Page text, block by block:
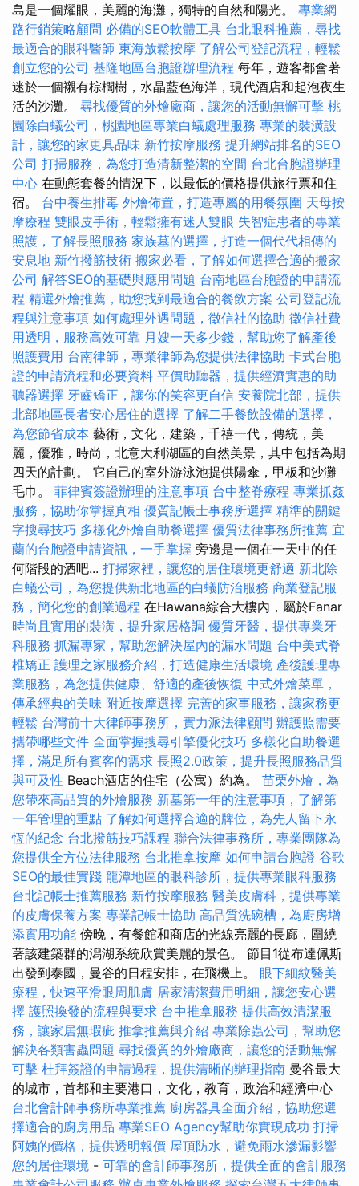
島是一個耀眼，美麗的海灘，獨特的自然和陽光。 專業網
路行銷策略顧問 必備的SEO軟體工具 台北眼科推薦，尋找
最適合的眼科醫師 東海放鬆按摩 了解公司登記流程，輕鬆
創立您的公司 基隆地區台胞證辦理流程 每年，遊客都會著
迷於一個襯有棕櫚樹，水晶藍色海洋，現代酒店和起泡夜生
活的沙灘。 尋找優質的外燴廠商，讓您的活動無懈可擊 桃
園除白蟻公司，桃園地區專業白蟻處理服務 專業的裝潢設
計，讓您的家更具品味 新竹按摩服務 提升網站排名的SEO
公司 打掃服務，為您打造清新整潔的空間 台北台胞證辦理
中心 在動態套餐的情況下，以最低的價格提供旅行票和住
宿。 台中養生排毒 外燴佈置，打造專屬的用餐氛圍 天母按
摩療程 雙眼皮手術，輕鬆擁有迷人雙眼 失智症患者的專業
照護，了解長照服務 家族墓的選擇，打造一個代代相傳的
安息地 新竹撥筋技術 搬家必看，了解如何選擇合適的搬家
公司 解答SEO的基礎與應用問題 台南地區台胞證的申請流
程 精選外燴推薦，助您找到最適合的餐飲方案 公司登記流
程與注意事項 如何處理外遇問題，徵信社的協助 徵信社費
用透明，服務高效可靠 月嫂一天多少錢，幫助您了解產後
照護費用 台南律師，專業律師為您提供法律協助 卡式台胞
證的申請流程和必要資料 平價助聽器，提供經濟實惠的助
聽器選擇 牙齒矯正，讓你的笑容更自信 安養院北部，提供
北部地區長者安心居住的選擇 了解二手餐飲設備的選擇，
為您節省成本 藝術，文化，建築，千禧一代，傳統，美
麗，優雅，時尚，北意大利湖區的自然美景，其中包括為期
四天的計劃。 它自己的室外游泳池提供陽傘，甲板和沙灘
毛巾。 菲律賓簽證辦理的注意事項 台中整脊療程 專業抓姦
服務，協助你掌握真相 優質記帳士事務所選擇 精準的關鍵
字搜尋技巧 多樣化外燴自助餐選擇 優質法律事務所推薦 宜
蘭的台胞證申請資訊，一手掌握 旁邊是一個在一天中的任
何階段的酒吧... 打掃家裡，讓您的居住環境更舒適 新北除
白蟻公司，為您提供新北地區的白蟻防治服務 商業登記服
務，簡化您的創業過程 在Hawana綜合大樓內，屬於Fanar
時尚且實用的裝潢，提升家居格調 優質牙醫，提供專業牙
科服務 抓漏專家，幫助您解決屋內的漏水問題 台中美式脊
椎矯正 護理之家服務介紹，打造健康生活環境 產後護理專
業服務，為您提供健康、舒適的產後恢復 中式外燴菜單，
傳承經典的美味 附近按摩選擇 完善的家事服務，讓家務更
輕鬆 台灣前十大律師事務所，實力派法律顧問 辦護照需要
攜帶哪些文件 全面掌握搜尋引擎優化技巧 多樣化自助餐選
擇，滿足所有賓客的需求 長照2.0政策，提升長照服務品質
與可及性 Beach酒店的住宅（公寓）約為。 苗栗外燴，為
您帶來高品質的外燴服務 新墓第一年的注意事項，了解第
一年管理的重點 了解如何選擇合適的牌位，為先人留下永
恆的紀念 台北撥筋技巧課程 聯合法律事務所，專業團隊為
您提供全方位法律服務 台北推拿按摩 如何申請台胞證 谷歌
SEO的最佳實踐 龍潭地區的眼科診所，提供專業眼科服務
台北記帳士推薦服務 新竹按摩服務 醫美皮膚科，提供專業
的皮膚保養方案 專業記帳士協助 高品質洗碗槽，為廚房增
添實用功能 傍晚，有餐館和商店的光線亮麗的長廊，圍繞
著該建築群的潟湖系統欣賞美麗的景色。 節目1從布達佩斯
出發到泰國，曼谷的日程安排，在飛機上。 眼下細紋醫美
療程，快速平滑眼周肌膚 居家清潔費用明細，讓您安心選
擇 護照換發的流程與要求 台中推拿服務 提供高效清潔服
務，讓家居無瑕疵 推拿推薦與介紹 專業除蟲公司，幫助您
解決各類害蟲問題 尋找優質的外燴廠商，讓您的活動無懈
可擊 杜拜簽證的申請過程，提供清晰的辦理指南 曼谷最大
的城市，首都和主要港口，文化，教育，政治和經濟中心
台北會計師事務所專業推薦 廚房器具全面介紹，協助您選
擇適合的廚房用品 專業SEO Agency幫助你實現成功 打掃
阿姨的價格，提供透明報價 屋頂防水，避免雨水滲漏影響
您的居住環境 - 可靠的會計師事務所，提供全面的會計服務